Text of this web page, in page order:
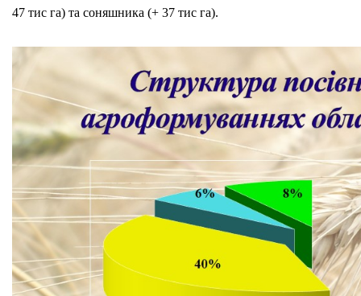
47 тис га) та соняшника (+ 37 тис га).